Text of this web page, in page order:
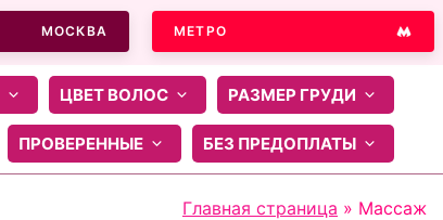
МОСКВА МЕТРО
ЦВЕТ ВОЛОС РАЗМЕР ГРУДИ
ПРОВЕРЕННЫЕ БЕЗ ПРЕДОПЛАТЫ
Главная страница » Массаж